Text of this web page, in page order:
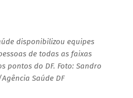
disponibilizou equipes
de todas as faixas
pontos do DF. Foto: Sandro
Saúde DF